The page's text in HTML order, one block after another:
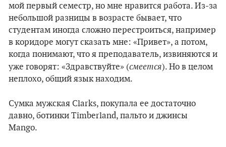
мой первый семестр, но мне нравится работа. Из-за
небольшой разницы в возрасте бывает, что
студентам иногда сложно перестроиться, например
в коридоре могут сказать мне: «Привет», а потом,
когда понимают, что я преподаватель, извиняются и
уже говорят: «Здравствуйте» (смеется). Но в целом
неплохо, общий язык находим.
Сумка мужская Clarks, покупала ее достаточно
давно, ботинки Timberland, пальто и джинсы
Mango.